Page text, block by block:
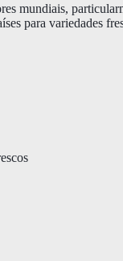
mundiais,
para variedades